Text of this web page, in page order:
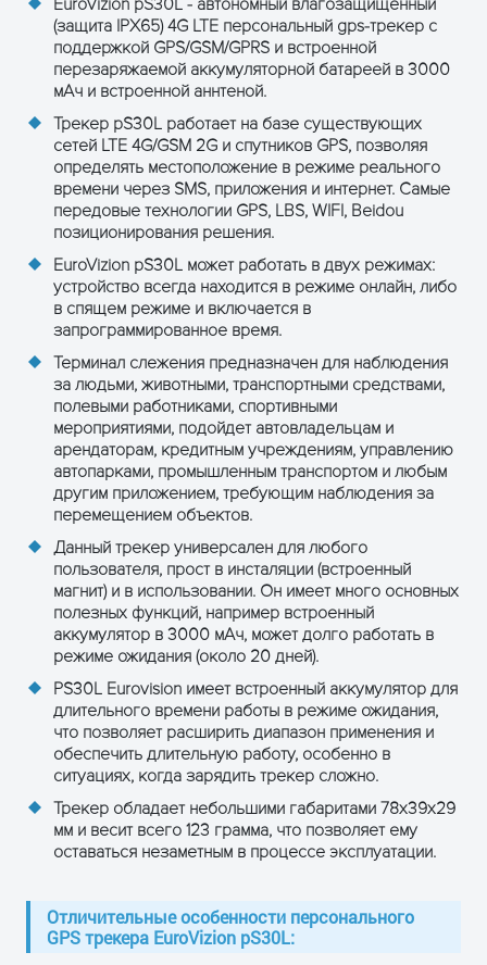
(защита IPX65) 4G LTE персональный gps-трекер с
поддержкой GPS/GSM/GPRS и встроенной
перезаряжаемой аккумуляторной батареей в 3000
мАч и встроенной аннтеной.
Трекер pS30L работает на базе существующих
сетей LTE 4G/GSM 2G и спутников GPS, позволяя
определять местоположение в режиме реального
времени через SMS, приложения и интернет. Самые
передовые технологии GPS, LBS, WIFI, Beidou
позиционирования решения.
EuroVizion pS30L может работать в двух режимах:
устройство всегда находится в режиме онлайн, либо
в спящем режиме и включается в
запрограммированное время.
Терминал слежения предназначен для наблюдения
за людьми, животными, транспортными средствами,
полевыми работниками, спортивными
мероприятиями, подойдет автовладельцам и
арендаторам, кредитным учреждениям, управлению
автопарками, промышленным транспортом и любым
другим приложением, требующим наблюдения за
перемещением объектов.
Данный трекер универсален для любого
пользователя, прост в инсталяции (встроенный
магнит) и в использовании. Он имеет много основных
полезных функций, например встроенный
аккумулятор в 3000 мАч, может долго работать в
режиме ожидания (около 20 дней).
PS30L Eurovision имеет встроенный аккумулятор для
длительного времени работы в режиме ожидания,
что позволяет расширить диапазон применения и
обеспечить длительную работу, особенно в
ситуациях, когда зарядить трекер сложно.
Трекер обладает небольшими габаритами 78х39х29
мм и весит всего 123 грамма, что позволяет ему
оставаться незаметным в процессе эксплуатации.
Отличительные особенности персонального
GPS трекера EuroVizion pS30L:
Время в режиме
ожидания
20 дней
Температура хранения
-30°C до +80°C
Рабочая температура
-20°C до +75°C
Влажность
10%~85%
неконденсированная
ОСТАВЬТЕ ЗАЯВКУ
и получите консультацию
ПОЛУЧИТЬ КОНСУЛЬТАЦИЮ